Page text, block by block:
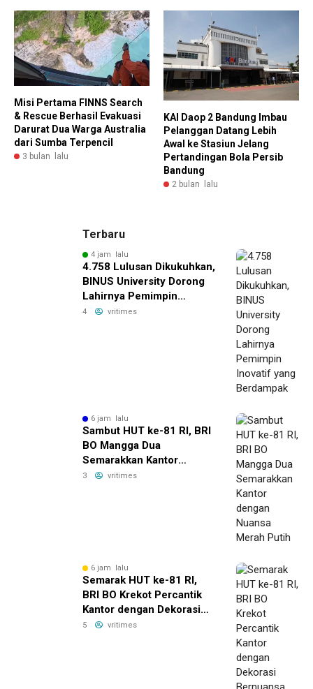
Misi Pertama FINNS Search
& Rescue Berhasil Evakuasi
Darurat Dua Warga Australia
dari Sumba Terpencil
3 bulan lalu
KAI Daop 2 Bandung Imbau
Pelanggan Datang Lebih
Awal ke Stasiun Jelang
Pertandingan Bola Persib
Bandung
2 bulan lalu
Terbaru
4 jam lalu
4.758 Lulusan Dikukuhkan,
BINUS University Dorong
Lahirnya Pemimpin
Inovatif yang Berdampak
4 vritimes
6 jam lalu
Sambut HUT ke-81 RI, BRI
BO Mangga Dua
Semarakkan Kantor
dengan Nuansa Merah
3 vritimes
6 jam lalu
Semarak HUT ke-81 RI,
BRI BO Krekot Percantik
Kantor dengan Dekorasi
Bernuansa Merah Putih
5 vritimes